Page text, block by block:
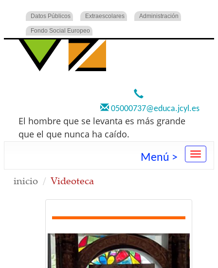
Datos Públicos Extraescolares Administración
Fondo Social Europeo
05000737@educa.jcyl.es
El hombre que se levanta es más grande
que el que nunca ha caído.
Menú >
inicio Videoteca